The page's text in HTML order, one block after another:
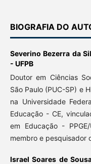
BIOGRAFIA DO
Severino Bezerra da
- UFPB
Doutor em Ciências
São Paulo (PUC-SP) e
na Universidade
Educação - CE,
em Educação -
membro e pesquisador
Israel Soares de